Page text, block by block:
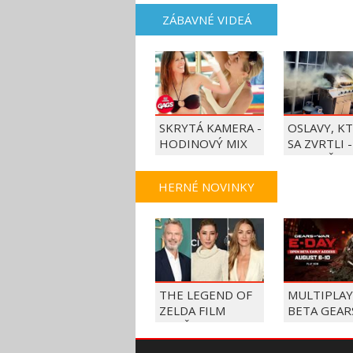
ZÁBAVNÉ VIDEÁ
SKRYTÁ KAMERA -
HODINOVÝ MIX
OSLAVY,
SA ZVRTLI -
NAJLEPŠIE
HERNÉ NOVINKY
THE LEGEND OF
ZELDA FILM
ROZŠIRUJE
OBSADENIE,
BETA
BEŽÍ